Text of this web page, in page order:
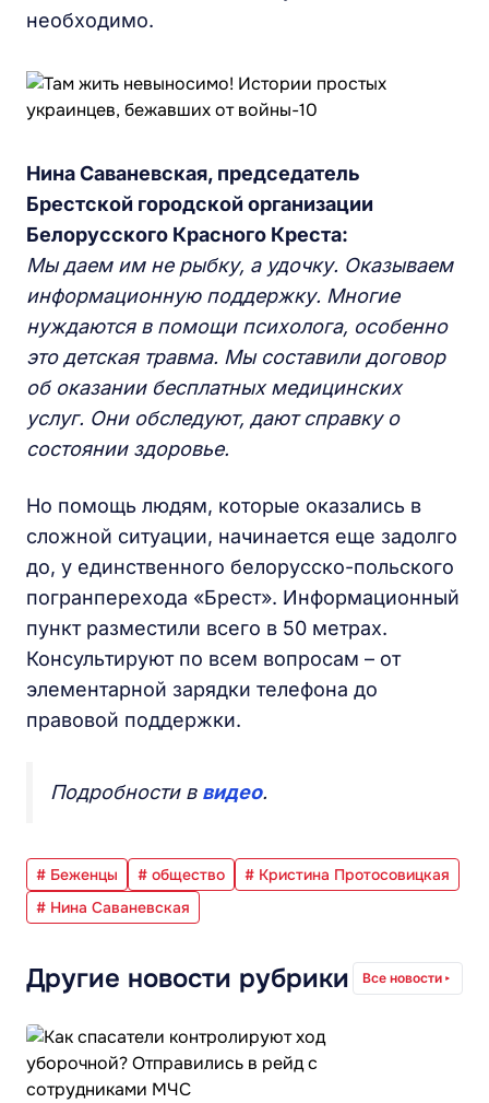
необходимо.
Нина Саваневская, председатель
Брестской городской организации
Белорусского Красного Креста:
Мы даем им не рыбку, а удочку. Оказываем
информационную поддержку. Многие
нуждаются в помощи психолога, особенно
этодетскаятравма. Мы составили договор
об оказании бесплатных медицинских
услуг. Они обследуют, дают справку о
состоянии здоровье.
Но помощь людям, которые оказались в
сложной ситуации, начинается еще задолго
до, у единственного белорусско-польского
погранперехода «Брест». Информационный
пункт разместили всего в 50 метрах.
Консультируют по всем вопросам – от
элементарной зарядки телефона до
правовой поддержки.
Подробности в видео.
# Беженцы # общество
# Кристина Протосовицкая
# Нина Саваневская
Другие новости рубрики Все новости